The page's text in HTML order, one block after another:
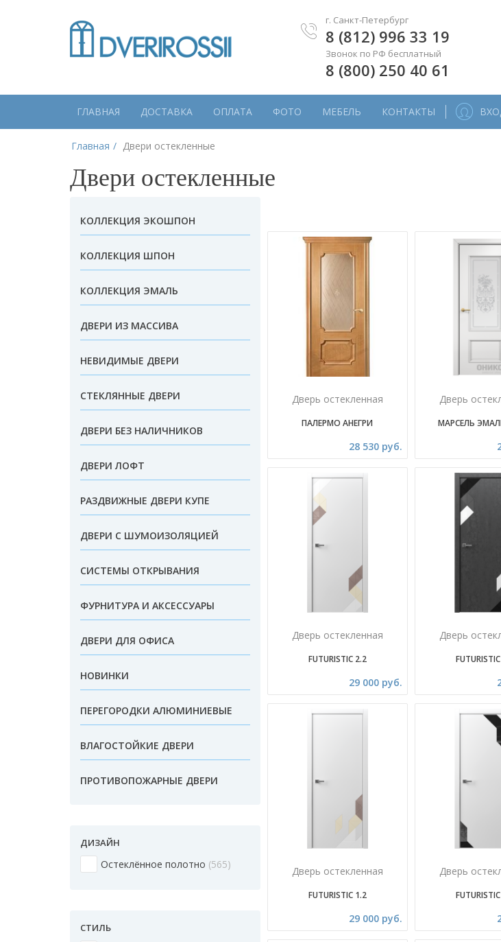
г. Санкт-Петербург
8 (812) 996 33 19
Звонок по РФ бесплатный
8 (800) 250 40 61
ГЛАВНАЯ ДОСТАВКА ОПЛАТА ФОТО МЕБЕЛЬ КОНТАКТЫ
Главная Двери остекленные
Двери остекленные
КОЛЛЕКЦИЯ ЭКОШПОН
КОЛЛЕКЦИЯ ШПОН
КОЛЛЕКЦИЯ ЭМАЛЬ
ДВЕРИ ИЗ МАССИВА
НЕВИДИМЫЕ ДВЕРИ
СТЕКЛЯННЫЕ ДВЕРИ
ДВЕРИ БЕЗ НАЛИЧНИКОВ
ДВЕРИ ЛОФТ
РАЗДВИЖНЫЕ ДВЕРИ КУПЕ
ДВЕРИ С ШУМОИЗОЛЯЦИЕЙ
СИСТЕМЫ ОТКРЫВАНИЯ
ФУРНИТУРА И АКСЕССУАРЫ
ДВЕРИ ДЛЯ ОФИСА
НОВИНКИ
ПЕРЕГОРОДКИ АЛЮМИНИЕВЫЕ
ВЛАГОСТОЙКИЕ ДВЕРИ
ПРОТИВОПОЖАРНЫЕ ДВЕРИ
ДИЗАЙН
Остеклённое полотно 565
СТИЛЬ
Дверь остекленная
ПАЛЕРМО АНЕГРИ
28 530 руб.
Дверь
МАРСЕЛЬ
Дверь остекленная
FUTURISTIC 2.2
29 000 руб.
Дверь
Дверь остекленная
FUTURISTIC 1.2
29 000 руб.
Дверь